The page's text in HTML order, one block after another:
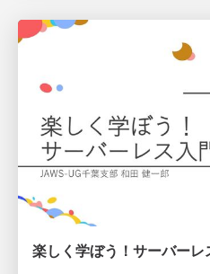
楽しく学ぼう！ サーバー